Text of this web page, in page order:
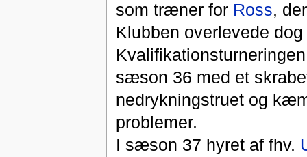
som træner for Ross,
Klubben overlevede
sæson 36 med et
nedrykningstruet og
problemer.
I sæson 37 hyret af fhv.